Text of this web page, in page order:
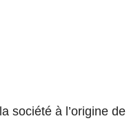
société à l’origine de